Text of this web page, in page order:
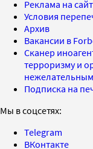
Реклама на
Условия
Архив
Вакансии в
Сканер
терроризму и
Подписка на
Мы в соцсетях:
Telegram
ВКонтакте